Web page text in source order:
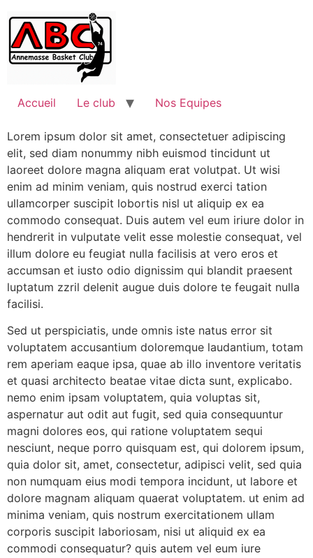
Accueil Le club Nos Equipes
Lorem ipsum dolor sit amet, consectetuer adipiscing
elit, sed diam nonummy nibh euismod tincidunt ut
laoreet dolore magna aliquam erat volutpat. Ut wisi
enim ad minim veniam, quis nostrud exerci tation
ullamcorper suscipit lobortis nisl ut aliquip ex ea
commodo consequat. Duis autem vel eum iriure dolor in
hendrerit in vulputate velit esse molestie consequat, vel
illum dolore eu feugiat nulla facilisis at vero eros et
accumsan et iusto odio dignissim qui blandit praesent
luptatum zzril delenit augue duis dolore te feugait nulla
facilisi.
Sed ut perspiciatis, unde omnis iste natus error sit
voluptatem accusantium doloremque laudantium, totam
rem aperiam eaque ipsa, quae ab illo inventore veritatis
et quasi architecto beatae vitae dicta sunt, explicabo.
nemo enim ipsam voluptatem, quia voluptas sit,
aspernatur aut odit aut fugit, sed quia consequuntur
magni dolores eos, qui ratione voluptatem sequi
nesciunt, neque porro quisquam est, qui dolorem ipsum,
quia dolor sit, amet, consectetur, adipisci velit, sed quia
non numquam eius modi tempora incidunt, ut labore et
dolore magnam aliquam quaerat voluptatem. ut enim ad
minima veniam, quis nostrum exercitationem ullam
corporis suscipit laboriosam, nisi ut aliquid ex ea
commodi consequatur? quis autem vel eum iure